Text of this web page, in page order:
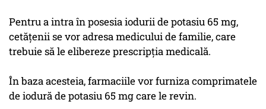
Pentru a intra în posesia iodurii de potasiu 65 mg,
cetățenii se vor adresa medicului de familie, care
trebuie să le elibereze prescripția medicală.
În baza acesteia, farmaciile vor furniza comprimatele
de iodură de potasiu 65 mg care le revin.